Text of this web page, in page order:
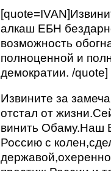
алкаш ЕБН
возможность
полноценной и
демократии. /quote]
Извините за
отстал от
винить Обаму.Наш
Россию с